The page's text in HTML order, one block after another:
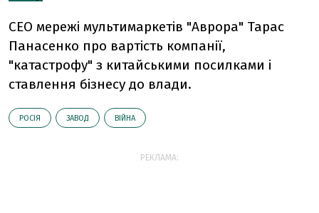
CEO мережі мультимаркетів "Аврора" Тарас
Панасенко про вартість компанії,
"катастрофу" з китайськими посилками і
ставлення бізнесу до влади.
РОСІЯ ЗАВОД ВІЙНА
РЕКЛАМА: